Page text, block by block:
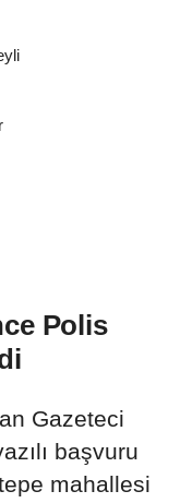
Polis
Gazeteci
başvuru
mahallesi